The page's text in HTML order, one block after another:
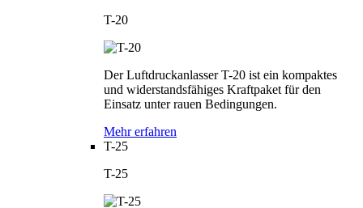
T-20
Der Luftdruckanlasser T-20 ist ein kompaktes
und widerstandsfähiges Kraftpaket für den
Einsatz unter rauen Bedingungen.
Mehr erfahren
T-25
T-25